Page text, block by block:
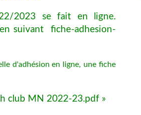
2023 se fait en ligne.
suivant
fiche-adhesion-
d'adhésion en ligne, une fiche
club MN 2022-23.pdf »